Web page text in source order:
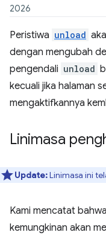
2026
Peristiwa unload
dengan mengubah
pengendali unload
kecuali jika halaman
mengaktifkannya
Linimasa
Update:Linimasa ini
Kami mencatat
kemungkinan akan